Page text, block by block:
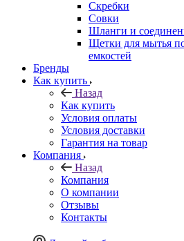
Скребки
Совки
Шланги и
Щетки для мытья
емкостей
Бренды
Как купить
Назад
Как купить
Условия оплаты
Условия доставки
Гарантия на товар
Компания
Назад
Компания
О компании
Отзывы
Контакты